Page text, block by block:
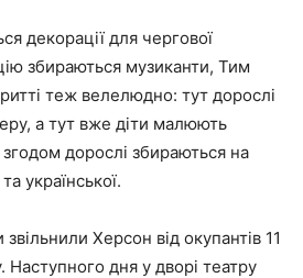
декорації для чергової
збираються музиканти, Тим
теж велелюдно: тут дорослі
а тут вже діти малюють
дорослі збираються на
української.
Херсон від окупантів 11
Наступного дня у дворі театру